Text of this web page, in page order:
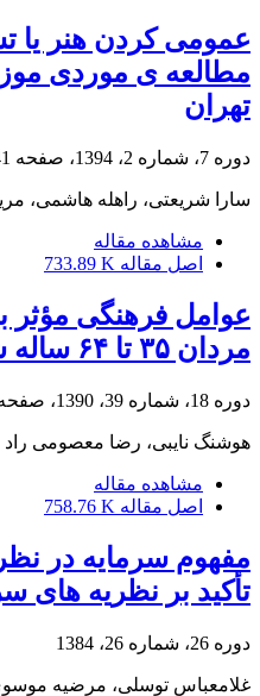
عمومی کردن هنر یا
مطالعه ی موردی
تهران
دوره 7، شماره 2، 1394، صفحه
سارا شریعتی، راهله هاشمی،
مشاهده مقاله
اصل مقاله 733.89 K
عوامل فرهنگی مؤثر
مردان ۳۵ تا ۶۴ ساله شهر تهران
دوره 18، شماره 39، 1390، صفحه
هوشنگ نایبی، رضا معصومی راد
مشاهده مقاله
اصل مقاله 758.76 K
مفهوم سرمایه در
تأکید بر نظریه های
دوره 26، شماره 26، 1384
غلامعباس توسلی، مرضیه